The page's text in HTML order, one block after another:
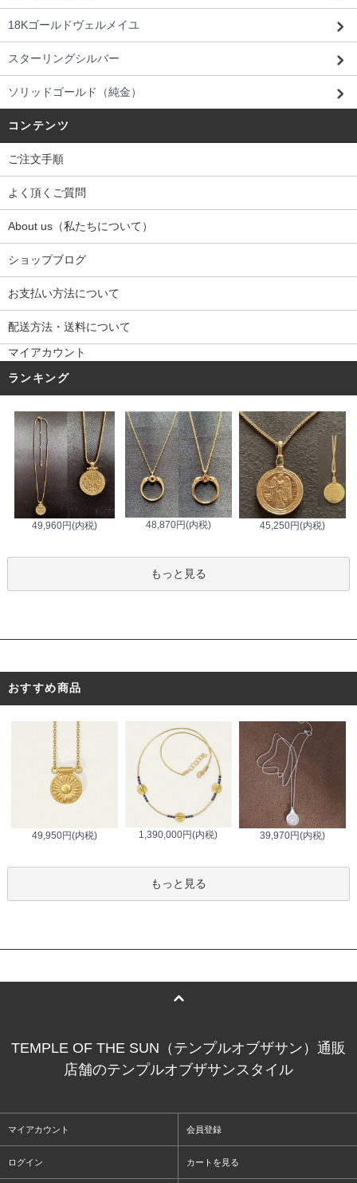
18Kゴールドヴェルメイユ
スターリングシルバー
ソリッドゴールド（純金）
コンテンツ
ご注文手順
よく頂くご質問
About us（私たちについて）
ショップブログ
お支払い方法について
配送方法・送料について
マイアカウント
ランキング
49,960円(内税) 48,870円(内税) 45,250円(内税)
もっと見る
おすすめ商品
49,950円(内税) 1,390,000円(内税) 39,970円(内税)
もっと見る
TEMPLE OF THE SUN（テンプルオブザサン）通販
店舗のテンプルオブザサンスタイル
マイアカウント 会員登録
ログイン カートを見る